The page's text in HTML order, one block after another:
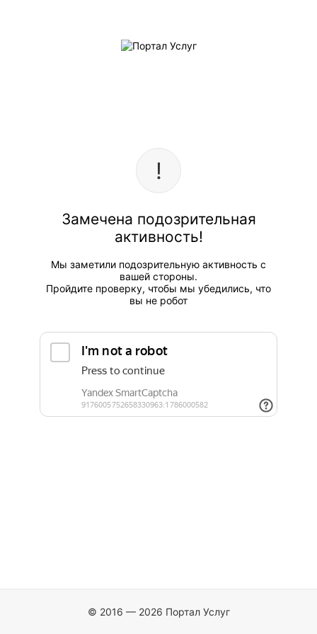
Замечена подозрительная
активность!
Мы заметили подозрительную активность с
вашей стороны.
Пройдите проверку, чтобы мы убедились, что
вы не робот
© 2016 — 2026 Портал Услуг